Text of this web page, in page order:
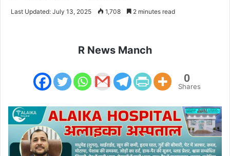
Last Updated: July 13, 2025 1,708 2 minutes read
R News Manch
0
Shares